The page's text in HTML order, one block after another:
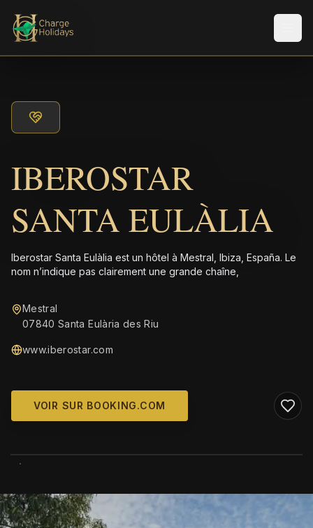
IBEROSTAR
SANTA EULÀLIA
Iberostar Santa Eulàlia est un hôtel à Mestral, Ibiza, España. Le
nom n’indique pas clairement une grande chaîne,
Mestral
07840 Santa Eulària des Riu
www.iberostar.com
VOIR SUR BOOKING.COM